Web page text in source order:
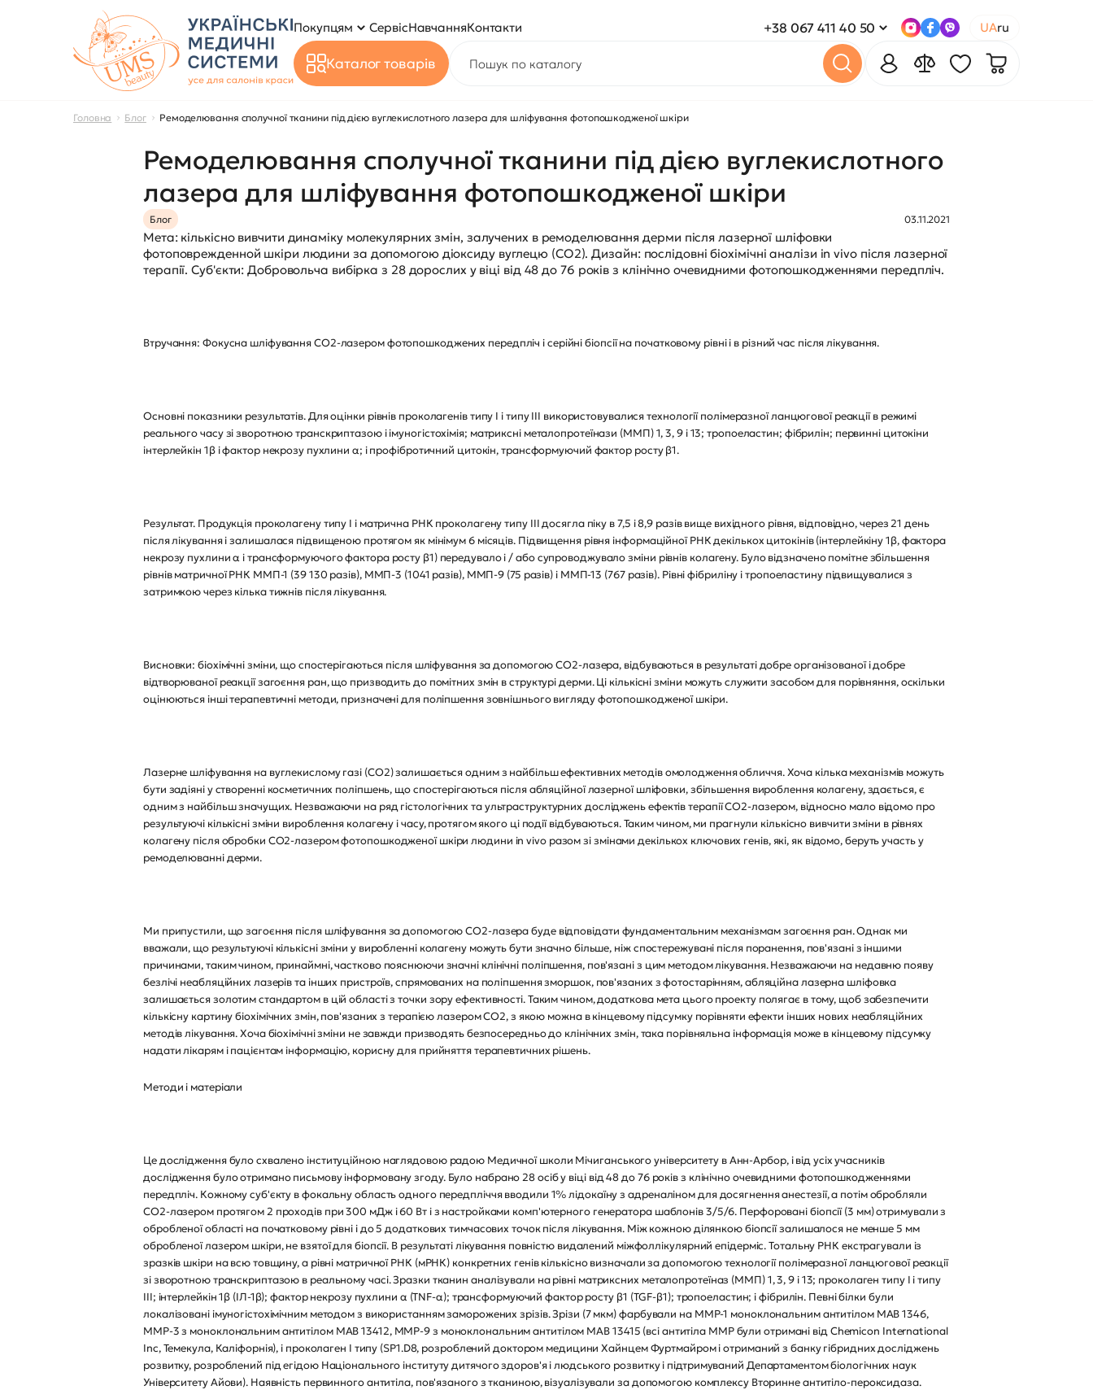
Покупцям СервісНавчанняКонтакти +38 067 411 40 50 UAru
Каталог товарів
Головна Блог Ремоделювання сполучної тканини під дією вуглекислотного лазера для шліфування фотопошкодженої шкіри
Ремоделювання сполучної тканини під дією вуглекислотного
лазера для шліфування фотопошкодженої шкіри
Блог 03.11.2021
Мета: кількісно вивчити динаміку молекулярних змін, залучених в ремоделювання дерми після лазерної шліфовки
фотоповрежденной шкіри людини за допомогою діоксиду вуглецю (CO2). Дизайн: послідовні біохімічні аналізи in vivo після лазерної
терапії. Суб'єкти: Добровольча вибірка з 28 дорослих у віці від 48 до 76 років з клінічно очевидними фотопошкодженнями передпліч.
Втручання: Фокусна шліфування CO2-лазером фотопошкоджених передпліч і серійні біопсії на початковому рівні і в різний час після лікування.
Основні показники результатів. Для оцінки рівнів проколагенів типу I і типу III використовувалися технології полімеразної ланцюгової реакції в режимі
реального часу зі зворотною транскриптазою і імуногістохімія; матриксні металопротеїнази (ММП) 1, 3, 9 і 13; тропоеластин; фібрилін; первинні цитокіни
інтерлейкін 1β і фактор некрозу пухлини α; і профібротичний цитокін, трансформуючий фактор росту β1.
Результат. Продукція проколагену типу I і матрична РНК проколагену типу III досягла піку в 7,5 і 8,9 разів вище вихідного рівня, відповідно, через 21 день
після лікування і залишалася підвищеною протягом як мінімум 6 місяців. Підвищення рівня інформаційної РНК декількох цитокінів (інтерлейкіну 1β, фактора
некрозу пухлини α і трансформуючого фактора росту β1) передувало і / або супроводжувало зміни рівнів колагену. Було відзначено помітне збільшення
рівнів матричної РНК ММП-1 (39 130 разів), ММП-3 (1041 разів), ММП-9 (75 разів) і ММП-13 (767 разів). Рівні фібриліну і тропоеластину підвищувалися з
затримкою через кілька тижнів після лікування.
Висновки: біохімічні зміни, що спостерігаються після шліфування за допомогою CO2-лазера, відбуваються в результаті добре організованої і добре
відтворюваної реакції загоєння ран, що призводить до помітних змін в структурі дерми. Ці кількісні зміни можуть служити засобом для порівняння, оскільки
оцінюються інші терапевтичні методи, призначені для поліпшення зовнішнього вигляду фотопошкодженої шкіри.
Лазерне шліфування на вуглекислому газі (CO2) залишається одним з найбільш ефективних методів омолодження обличчя. Хоча кілька механізмів можуть
бути задіяні у створенні косметичних поліпшень, що спостерігаються після абляційної лазерної шліфовки, збільшення вироблення колагену, здається, є
одним з найбільш значущих. Незважаючи на ряд гістологічних та ультраструктурних досліджень ефектів терапії CO2-лазером, відносно мало відомо про
результуючі кількісні зміни вироблення колагену і часу, протягом якого ці події відбуваються. Таким чином, ми прагнули кількісно вивчити зміни в рівнях
колагену після обробки CO2-лазером фотопошкодженої шкіри людини in vivo разом зі змінами декількох ключових генів, які, як відомо, беруть участь у
ремоделюванні дерми.
Ми припустили, що загоєння після шліфування за допомогою CO2-лазера буде відповідати фундаментальним механізмам загоєння ран. Однак ми
вважали, що результуючі кількісні зміни у виробленні колагену можуть бути значно більше, ніж спостережувані після поранення, пов'язані з іншими
причинами, таким чином, принаймні, частково пояснюючи значні клінічні поліпшення, пов'язані з цим методом лікування. Незважаючи на недавню появу
безлічі неабляційних лазерів та інших пристроїв, спрямованих на поліпшення зморшок, пов'язаних з фотостарінням, абляційна лазерна шліфовка
залишається золотим стандартом в цій області з точки зору ефективності. Таким чином, додаткова мета цього проекту полягає в тому, щоб забезпечити
кількісну картину біохімічних змін, пов'язаних з терапією лазером CO2, з якою можна в кінцевому підсумку порівняти ефекти інших нових неабляційних
методів лікування. Хоча біохімічні зміни не завжди призводять безпосередньо до клінічних змін, така порівняльна інформація може в кінцевому підсумку
надати лікарям і пацієнтам інформацію, корисну для прийняття терапевтичних рішень.
Методи і матеріали
Це дослідження було схвалено інституційною наглядовою радою Медичної школи Мічиганського університету в Анн-Арбор, і від усіх учасників
дослідження було отримано письмову інформовану згоду. Було набрано 28 осіб у віці від 48 до 76 років з клінічно очевидними фотопошкодженнями
передпліч. Кожному суб'єкту в фокальну область одного передпліччя вводили 1% лідокаїну з адреналіном для досягнення анестезії, а потім обробляли
CO2-лазером протягом 2 проходів при 300 мДж і 60 Вт і з настройками комп'ютерного генератора шаблонів 3/5/6. Перфоровані біопсії (3 мм) отримували з
обробленої області на початковому рівні і до 5 додаткових тимчасових точок після лікування. Між кожною ділянкою біопсії залишалося не менше 5 мм
обробленої лазером шкіри, не взятої для біопсії. В результаті лікування повністю видалений міжфоллікулярний епідерміс. Тотальну РНК екстрагували із
зразків шкіри на всю товщину, а рівні матричної РНК (мРНК) конкретних генів кількісно визначали за допомогою технології полімеразної ланцюгової реакції
зі зворотною транскриптазою в реальному часі. Зразки тканин аналізували на рівні матриксних металопротеїназ (ММП) 1, 3, 9 і 13; проколаген типу I і типу
III; інтерлейкін 1β (ІЛ-1β); фактор некрозу пухлини α (TNF-α); трансформуючий фактор росту β1 (TGF-β1); тропоеластин; і фібрилін. Певні білки були
локалізовані імуногістохімічним методом з використанням заморожених зрізів. Зрізи (7 мкм) фарбували на MMP-1 моноклональним антитілом MAB 1346,
MMP-3 з моноклональним антитілом MAB 13412, MMP-9 з моноклональним антитілом MAB 13415 (всі антитіла MMP були отримані від Chemicon International
Inc, Темекула, Каліфорнія), і проколаген I типу (SP1.D8, розроблений доктором медицини Хайнцем Фуртмайром і отриманий з банку гібридних досліджень
розвитку, розроблений під егідою Національного інституту дитячого здоров'я і людського розвитку і підтримуваний Департаментом біологічних наук
Університету Айови). Наявність первинного антитіла, пов'язаного з тканиною, візуалізували за допомогою комплексу Вторинне антитіло-пероксидаза.